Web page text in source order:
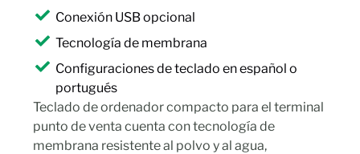
Conexión USB opcional
Tecnología de membrana
Configuraciones de teclado en español o
portugués
Teclado de ordenador compacto para el terminal
punto de venta cuenta con tecnología de
membrana resistente al polvo y al agua,